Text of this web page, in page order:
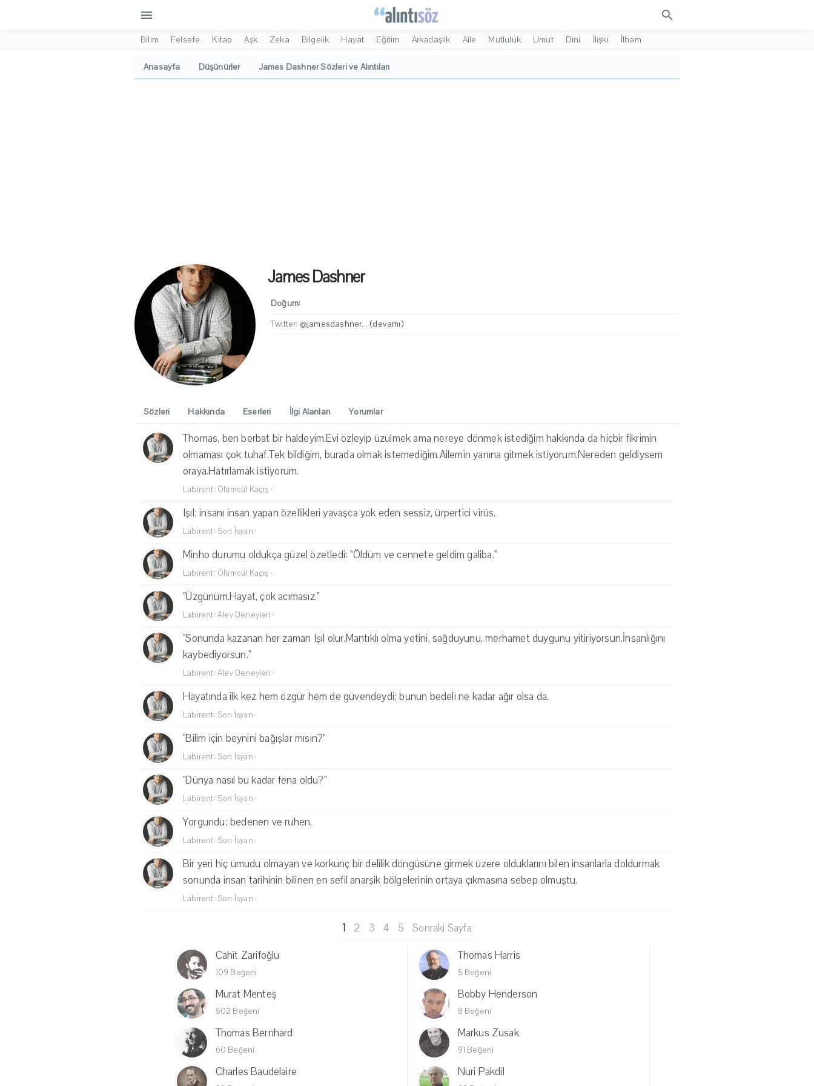
menu search
Bilim Felsefe Kitap Aşk Zeka Bilgelik Hayat Eğitim Arkadaşlık Aile Mutluluk Umut Dini İlişki İlham
Anasayfa Düşünürler James Dashner Sözleri ve Alıntıları
James Dashner
Doğum:
Twitter: @jamesdashner... (devamı)
Sözleri Hakkında Eserleri İlgi Alanları Yorumlar
Thomas, ben berbat bir haldeyim.Evi özleyip üzülmek ama nereye dönmek istediğim hakkında da hiçbir fikrimin
olmaması çok tuhaf.Tek bildiğim, burada olmak istemediğim.Ailemin yanına gitmek istiyorum.Nereden geldiysem
oraya.Hatırlamak istiyorum.
Labirent: Ölümcül Kaçış ·
Işıl; insanı insan yapan özellikleri yavaşca yok eden sessiz, ürpertici virüs.
Labirent: Son İsyan ·
Minho durumu oldukça güzel özetledi: "Öldüm ve cennete geldim galiba."
Labirent: Ölümcül Kaçış ·
''Üzgünüm.Hayat, çok acımasız.''
Labirent: Alev Deneyleri ·
''Sonunda kazanan her zaman Işıl olur.Mantıklı olma yetini, sağduyunu, merhamet duygunu yitiriyorsun.İnsanlığını
kaybediyorsun.''
Labirent: Alev Deneyleri ·
Hayatında ilk kez hem özgür hem de güvendeydi; bunun bedeli ne kadar ağır olsa da.
Labirent: Son İsyan ·
''Bilim için beynini bağışlar mısın?''
Labirent: Son İsyan ·
''Dünya nasıl bu kadar fena oldu?''
Labirent: Son İsyan ·
Yorgundu; bedenen ve ruhen.
Labirent: Son İsyan ·
Bir yeri hiç umudu olmayan ve korkunç bir delilik döngüsüne girmek üzere olduklarını bilen insanlarla doldurmak
sonunda insan tarihinin bilinen en sefil anarşik bölgelerinin ortaya çıkmasına sebep olmuştu.
Labirent: Son İsyan ·
1 2 3 4 5
Sonraki Sayfa
Cahit Zarifoğlu
109 Beğeni
Thomas Harris
5 Beğeni
Murat Menteş
502 Beğeni
Bobby Henderson
8 Beğeni
Thomas Bernhard
60 Beğeni
Markus Zusak
91 Beğeni
Charles Baudelaire Nuri Pakdil